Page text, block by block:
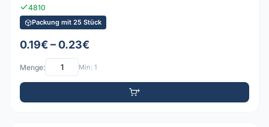
4810
Packung mit 25 Stück
0.19€ – 0.23€
Menge: Min: 1